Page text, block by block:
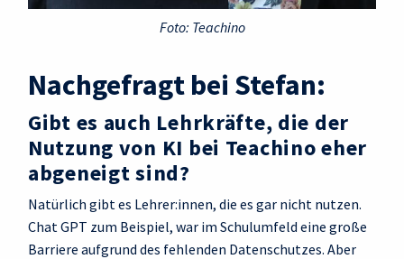
Foto: Teachino
Nachgefragt bei Stefan:
Gibt es auch Lehrkräfte, die der
Nutzung von KI bei Teachino eher
abgeneigt sind?
Natürlich gibt es Lehrer:innen, die es gar nicht nutzen.
Chat GPT zum Beispiel, war im Schulumfeld eine große
Barriere aufgrund des fehlenden Datenschutzes. Aber